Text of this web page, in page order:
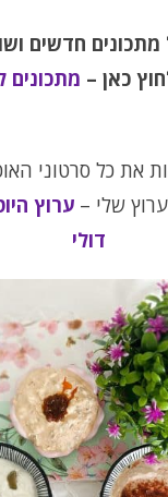
חדשים
כאן – מתכונים
את כל סרטוני
שלי – ערוץ
דולי